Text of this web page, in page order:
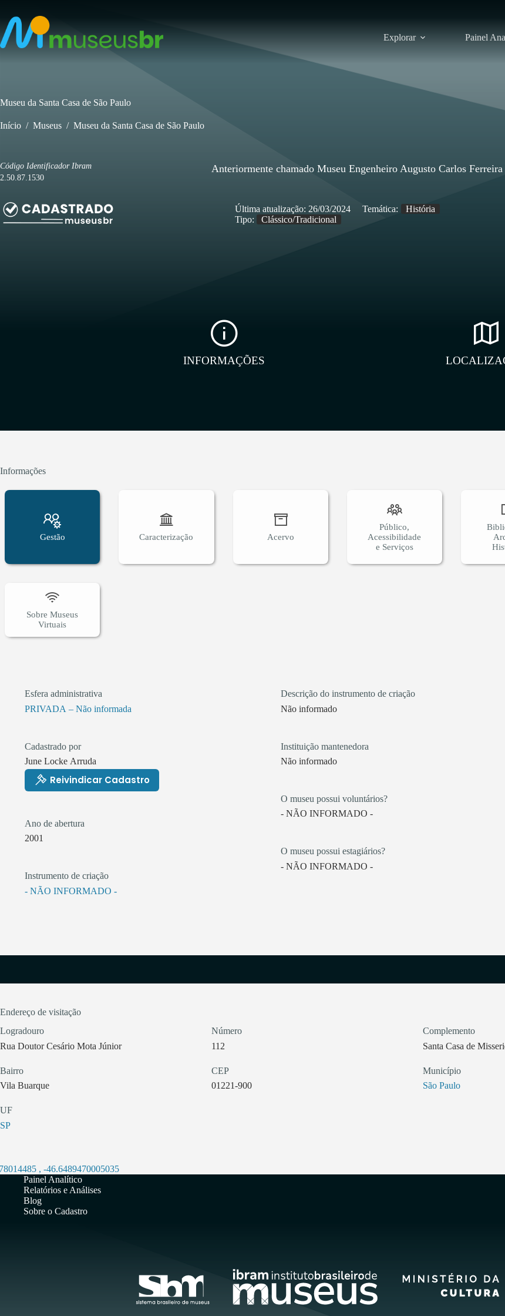
para
conteúdo
Explorar Painel
Museu da Santa Casa de São Paulo
Início / Museus / Museu da Santa Casa de São Paulo
Código Identificador Ibram
2.50.87.1530
Anteriormente chamado Museu Engenheiro Augusto Carlos
Última atualização: 26/03/2024 Temática:
História
Tipo:
Clássico/Tradicional
INFORMAÇÕES
Informações
Gestão
Esfera administrativa
PRIVADA – Não informada
Cadastrado por
June Locke Arruda
Reivindicar Cadastro
Ano de abertura
2001
Instrumento de criação
- NÃO INFORMADO -
Descrição do instrumento de criação
Não informado
Instituição mantenedora
Não informado
O museu possui voluntários?
- NÃO INFORMADO -
O museu possui estagiários?
- NÃO INFORMADO -
Caracterização Acervo
Público,
Acessibilidade
e Serviços
Sobre Museus
Virtuais
Endereço de visitação
Logradouro
Rua Doutor Cesário Mota Júnior
Número
112
Complemento
Santa Casa de
Bairro
Vila Buarque
CEP
01221-900
Município
São Paulo
UF
SP
, -46.6489470005035
Painel Analítico
Relatórios e Análises
Blog
Sobre o Cadastro